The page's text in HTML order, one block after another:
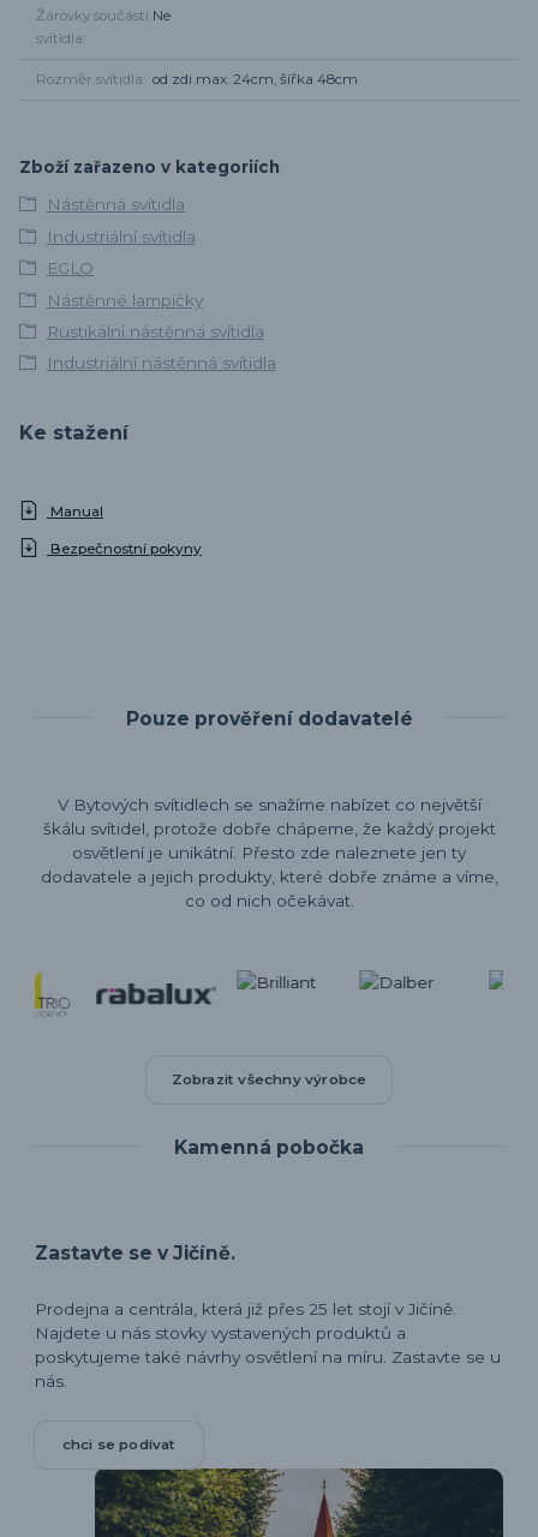
Žárovky součástí
svítidla
Ne
Rozměr svítidla od zdi max. 24cm, šířka 48cm
Zboží zařazeno v kategoriích
Nástěnná svítidla
Industriální svítidla
EGLO
Nástěnné lampičky
Rustikální nástěnná svítidla
Industriální nástěnná svítidla
Ke stažení
Manual
Bezpečnostní pokyny
Pouze prověření dodavatelé
V Bytových svítidlech se snažíme nabízet co největší
škálu svítidel, protože dobře chápeme, že každý projekt
osvětlení je unikátní. Přesto zde naleznete jen ty
dodavatele a jejich produkty, které dobře známe a víme,
co od nich očekávat.
Zobrazit všechny výrobce
Kamenná pobočka
Zastavte se v Jičíně.
Prodejna a centrála, která již přes 25 let stojí v Jičíně.
Najdete u nás stovky vystavených produktů a
poskytujeme také návrhy osvětlení na míru. Zastavte se u
nás.
chci se podívat